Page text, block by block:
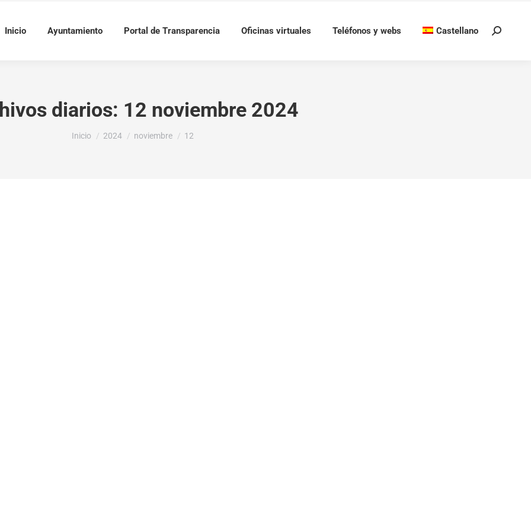
Inicio Ayuntamiento Portal de Transparencia Oficinas virtuales Teléfonos y webs Castellano Buscar:
diarios: 12 noviembre 2024
Estás aquí:
Inicio 2024 noviembre 12